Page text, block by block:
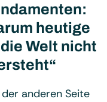
heutige
Welt nicht
anderen Seite